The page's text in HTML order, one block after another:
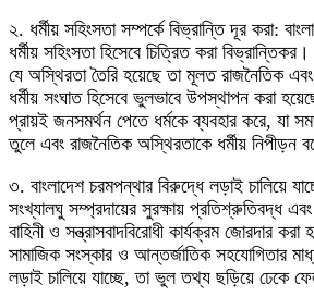
২. ধর্মীয় সহিংসতা সম্পর্কে বিভ্রান্তি দূর করা:
ধর্মীয় সহিংসতা হিসেবে চিত্রিত করা
যে অস্থিরতা তৈরি হয়েছে তা মূলত রাজনৈতিক
ধর্মীয় সংঘাত হিসেবে ভুলভাবে উপস্থাপন করা
প্রায়ই জনসমর্থন পেতে ধর্মকে ব্যবহার করে, যা
তুলে এবং রাজনৈতিক অস্থিরতাকে ধর্মীয় নিপীড়ন
৩. বাংলাদেশ চরমপন্থার বিরুদ্ধে লড়াই চালিয়ে
সংখ্যালঘু সম্প্রদায়ের সুরক্ষায় প্রতিশ্রুতিবদ্ধ
বাহিনী ও সন্ত্রাসবাদবিরোধী কার্যক্রম জোরদার করা
সামাজিক সংস্কার ও আন্তর্জাতিক সহযোগিতার
লড়াই চালিয়ে যাচ্ছে, তা ভুল তথ্য ছড়িয়ে ঢেকে